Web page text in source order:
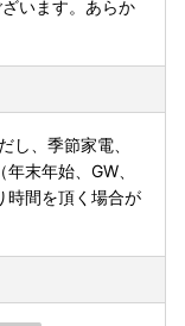
います。あらか
し、季節家電、
末年始、GW、
時間を頂く場合が